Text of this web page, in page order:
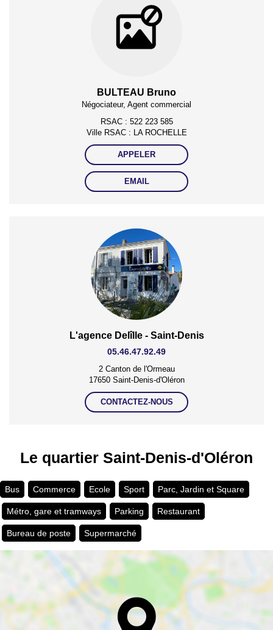
BULTEAU Bruno
Négociateur, Agent commercial
RSAC : 522 223 585
Ville RSAC : LA ROCHELLE
APPELER
EMAIL
L'agence Delîlle - Saint-Denis
05.46.47.92.49
2 Canton de l'Ormeau
17650 Saint-Denis-d'Oléron
CONTACTEZ-NOUS
Le quartier Saint-Denis-d'Oléron
Bus Commerce Ecole Sport Parc, Jardin et Square
Métro, gare et tramways Parking Restaurant
Bureau de poste Supermarché